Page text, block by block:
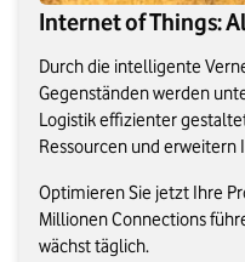
Internet of Things:
Durch die intelligente
Gegenständen werden
Logistik effizienter
Ressourcen und erweitern
Optimieren Sie jetzt Ihre
Millionen Connections
wächst täglich.